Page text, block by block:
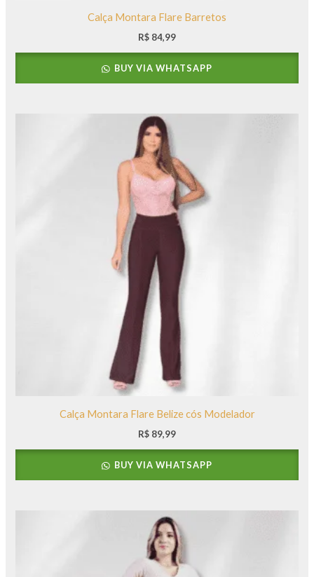
Calça Montara Flare Barretos
R$ 84,99
BUY VIA WHATSAPP
Calça Montara Flare Belize cós Modelador
R$ 89,99
BUY VIA WHATSAPP